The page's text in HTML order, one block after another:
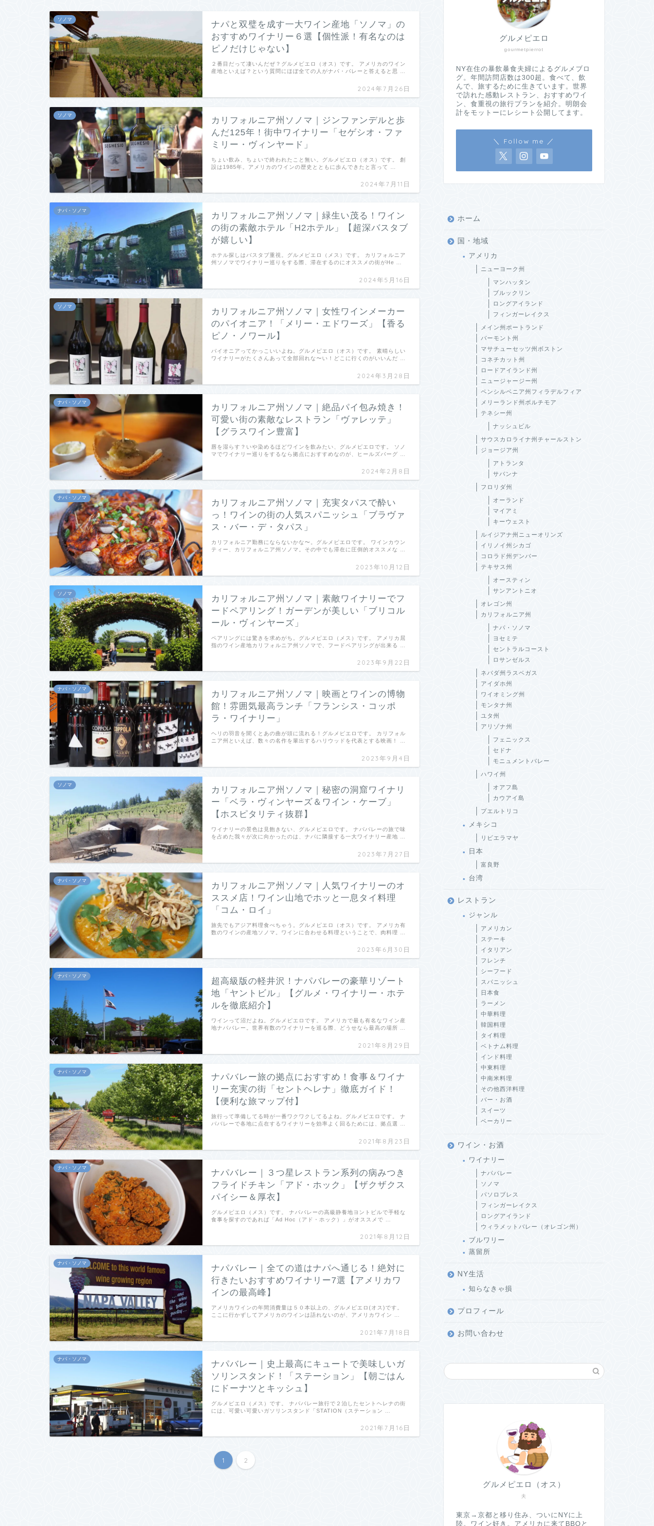
ソノマ
ナパと双璧を成す一大ワイン産地「ソノマ」の
おすすめワイナリー６選【個性派！有名なのは
ピノだけじゃない】
2024年7月26日
２番目だって凄いんだぜ？グルメピエロ（オス）です。 アメリカのワイン
産地といえば？という質問にほぼ全ての人がナパ・バレーと答えると思 …
ソノマ
カリフォルニア州ソノマ｜ジンファンデルと歩
んだ125年！街中ワイナリー「セゲシオ・ファ
ミリー・ヴィンヤード」
2024年7月11日
ちょい飲み、ちょいで終われたこと無い。グルメピエロ（オス）です。 創
設は1985年。アメリカのワインの歴史とともに歩んできたと言って …
ナパ・ソノマ
カリフォルニア州ソノマ｜緑生い茂る！ワイン
の街の素敵ホテル「H2ホテル」【超深バスタブ
が嬉しい】
2024年5月16日
ホテル探しはバスタブ重視。グルメピエロ（メス）です。 カリフォルニア
州ソノマでワイナリー巡りをする際、滞在するのにオススメの街がHe …
ソノマ
カリフォルニア州ソノマ｜女性ワインメーカー
のパイオニア！「メリー・エドワーズ」【香る
ピノ・ノワール】
2024年3月28日
パイオニアってかっこいいよね。グルメピエロ（オス）です。 素晴らしい
ワイナリーがたくさんあって全部回れな〜い！どこに行くのがいいんだ …
ナパ・ソノマ
カリフォルニア州ソノマ｜絶品パイ包み焼き！
可愛い街の素敵なレストラン「ヴァレッテ」
【グラスワイン豊富】
2024年2月8日
唇を湿らす？いや染めるほどワインを飲みたい、グルメピエロです。 ソノ
マでワイナリー巡りをするなら拠点におすすめなのが、ヒールズバーグ …
ナパ・ソノマ
カリフォルニア州ソノマ｜充実タパスで酔い
っ！ワインの街の人気スパニッシュ「ブラヴァ
ス・バー・デ・タパス」
2023年10月12日
カリフォルニア勤務にならないかな〜。グルメピエロです。 ワインカウン
ティー、カリフォルニア州ソノマ。その中でも滞在に圧倒的オススメな …
ソノマ
カリフォルニア州ソノマ｜素敵ワイナリーでフ
ードペアリング！ガーデンが美しい「ブリコル
ール・ヴィンヤーズ」
2023年9月22日
ペアリングには驚きを求めがち。グルメピエロ（メス）です。 アメリカ屈
指のワイン産地カリフォルニア州ソノマで、フードペアリングが出来る …
ナパ・ソノマ
カリフォルニア州ソノマ｜映画とワインの博物
館！雰囲気最高ランチ「フランシス・コッポ
ラ・ワイナリー」
2023年9月4日
ヘリの羽音を聞くとあの曲が頭に流れる！グルメピエロです。 カリフォル
ニア州といえば、数々の名作を輩出するハリウッドを代表とする映画！ …
ソノマ
カリフォルニア州ソノマ｜秘密の洞窟ワイナリ
ー「ベラ・ヴィンヤーズ＆ワイン・ケーブ」
【ホスピタリティ抜群】
2023年7月27日
ワイナリーの景色は見飽きない、グルメピエロです。 ナパバレーの旅で味
を占めた我々が次に向かったのは、ナパに隣接する一大ワイナリー産地 …
ナパ・ソノマ
カリフォルニア州ソノマ｜人気ワイナリーのオ
ススメ店！ワイン山地でホッと一息タイ料理
「コム・ロイ」
2023年6月30日
旅先でもアジア料理食べちゃう。グルメピエロ（オス）です。 アメリカ有
数のワインの産地ソノマ。ワインに合わせる料理ということで、肉料理 …
ナパ・ソノマ
超高級版の軽井沢！ナパバレーの豪華リゾート
地「ヤントビル」【グルメ・ワイナリー・ホテ
ルを徹底紹介】
2021年8月29日
ワインって沼だよね。グルメピエロです。 アメリカで最も有名なワイン産
地ナパバレー。世界有数のワイナリーを巡る際、どうせなら最高の場所 …
ナパ・ソノマ
ナパバレー旅の拠点におすすめ！食事＆ワイナ
リー充実の街「セントヘレナ」徹底ガイド！
【便利な旅マップ付】
2021年8月23日
旅行って準備してる時が一番ワクワクしてるよね。グルメピエロです。 ナ
パバレーで各地に点在するワイナリーを効率よく回るためには、拠点選 …
ナパ・ソノマ
ナパバレー｜３つ星レストラン系列の病みつき
フライドチキン「アド・ホック」【ザクザクス
パイシー＆厚衣】
2021年8月12日
グルメピエロ（メス）です。 ナパバレーの高級静養地ヨントビルで手軽な
食事を探すのであれば「Ad Hoc（アド・ホック）」がオススメで …
ナパ・ソノマ
ナパバレー｜全ての道はナパへ通じる！絶対に
行きたいおすすめワイナリー7選【アメリカワ
インの最高峰】
2021年7月18日
アメリカワインの年間消費量は５０本以上の、グルメピエロ(オス)です。
ここに行かずしてアメリカのワインは語れないのが、アメリカワイン …
ナパ・ソノマ
ナパバレー｜史上最高にキュートで美味しいガ
ソリンスタンド！「ステーション」【朝ごはん
にドーナツとキッシュ】
2021年7月16日
グルメピエロ（メス）です。 ナパバレー旅行で２泊したセントヘレナの街
には、可愛い可愛いガソリンスタンド「STATION（ステーション …
1 2
gourmetpierrot
グルメピエロ
NY在住の暴飲暴食夫婦によるグルメブロ
グ。年間訪問店数は300超。食べて、飲
んで、旅するために生きています。世界
で訪れた感動レストラン、おすすめワイ
ン、食重視の旅行プランを紹介。明朗会
計をモットーにレシート公開してます。
＼ Follow me ／
ホーム
国・地域
アメリカ
ニューヨーク州
マンハッタン
ブルックリン
ロングアイランド
フィンガーレイクス
メイン州ポートランド
バーモント州
マサチューセッツ州ボストン
コネチカット州
ロードアイランド州
ニュージャージー州
ペンシルベニア州フィラデルフィア
メリーランド州ボルチモア
テネシー州
ナッシュビル
サウスカロライナ州チャールストン
ジョージア州
アトランタ
サバンナ
フロリダ州
オーランド
マイアミ
キーウェスト
ルイジアナ州ニューオリンズ
イリノイ州シカゴ
コロラド州デンバー
テキサス州
オースティン
サンアントニオ
オレゴン州
カリフォルニア州
ナパ・ソノマ
ヨセミテ
セントラルコースト
ロサンゼルス
ネバダ州ラスベガス
アイダホ州
ワイオミング州
モンタナ州
ユタ州
アリゾナ州
フェニックス
セドナ
モニュメントバレー
ハワイ州
オアフ島
カウアイ島
プエルトリコ
メキシコ
リビエラマヤ
日本
富良野
台湾
レストラン
ジャンル
アメリカン
ステーキ
イタリアン
フレンチ
シーフード
スパニッシュ
日本食
ラーメン
中華料理
韓国料理
タイ料理
ベトナム料理
インド料理
中東料理
中南米料理
その他西洋料理
バー・お酒
スイーツ
ベーカリー
ワイン・お酒
ワイナリー
ナパバレー
ソノマ
パソロブレス
フィンガーレイクス
ロングアイランド
ウィラメットバレー（オレゴン州）
ブルワリー
蒸留所
NY生活
知らなきゃ損
プロフィール
お問い合わせ
夫
グルメピエロ（オス）
東京→京都と移り住み、ついにNYに上
陸。ワイン好き。アメリカに来てBBQと